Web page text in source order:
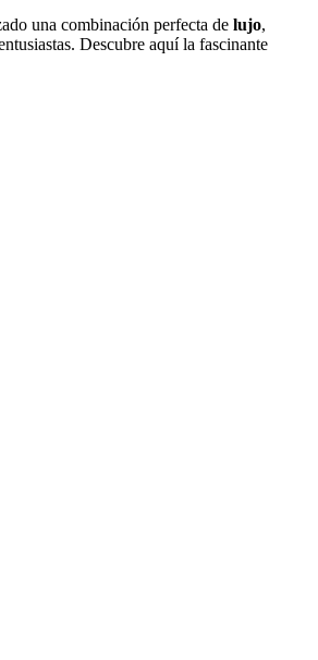
una combinación perfecta de lujo,
Descubre aquí la fascinante